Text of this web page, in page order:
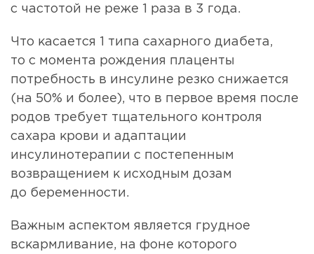
с частотой не реже 1 раза в 3 года.
Что касается 1 типа сахарного диабета,
то с момента рождения плаценты
потребность в инсулине резко снижается
(на 50% и более), что в первое время после
родов требует тщательного контроля
сахара крови и адаптации
инсулинотерапии с постепенным
возвращением к исходным дозам
до беременности.
Важным аспектом является грудное
вскармливание, на фоне которого